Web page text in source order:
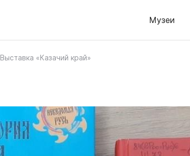
Музеи
Выставка «Казачий край»